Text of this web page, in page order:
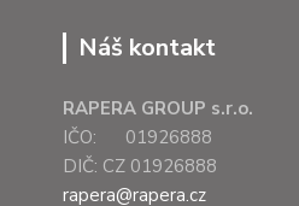
Náš kontakt
RAPERA GROUP s.r.o.
IČO: 01926888
DIČ: CZ 01926888
rapera@rapera.cz